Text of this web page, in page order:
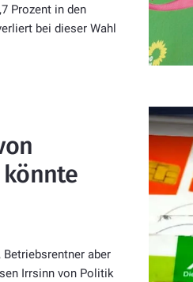
Prozent in den
bei dieser Wahl
aber
Irrsinn von Politik